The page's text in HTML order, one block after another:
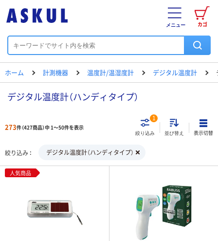
カゴ
メニュー
ホーム 計測機器 温度計/温湿度計 デジタル温度計
デジタル温度計（ハンディタイプ）
273件（427商品）中 1～50件を表示
絞り込み
1
並び替え 表示切替
絞り込み デジタル温度計（ハンディタイプ）
人気商品